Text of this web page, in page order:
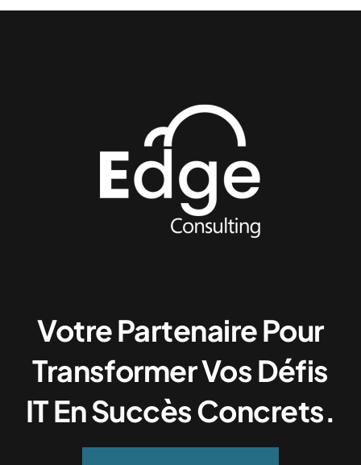
Votre Partenaire Pour
Transformer Vos Défis
IT En Succès Concrets.